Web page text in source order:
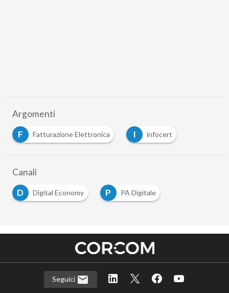
Argomenti
F
Fatturazione Elettronica I
infocert
Canali
D
Digital Economy P
PA Digitale
Seguici